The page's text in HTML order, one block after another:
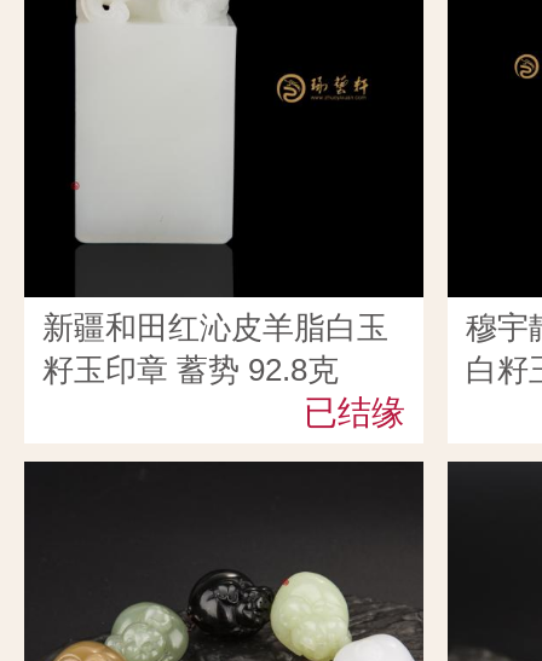
新疆和田红沁皮羊脂白玉
籽玉印章 蓄势 92.8克
已结缘
穆宇
白籽